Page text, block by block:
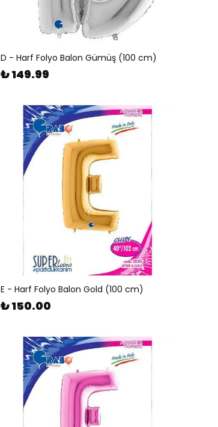
D - Harf Folyo Balon Gümüş (100 cm)
₺ 149.99
E - Harf Folyo Balon Gold (100 cm)
₺ 150.00